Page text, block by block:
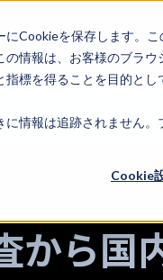
Cookieを保存します。
情報は、お客様のブラ
標を得ることを目的と
情報は追跡されません
Cookie
ス
から国